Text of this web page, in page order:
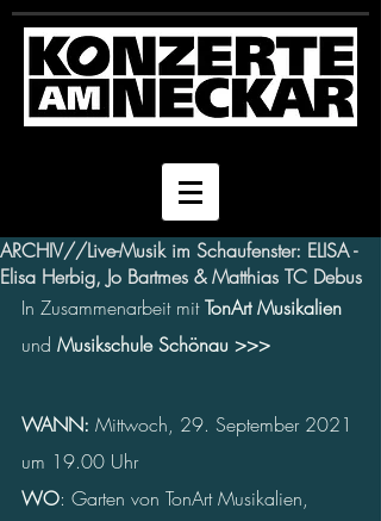
ARCHIV//Live-Musik im Schaufenster: ELISA -
Elisa Herbig, Jo Bartmes & Matthias TC Debus
In Zusammenarbeit mit TonArt Musikalien
und Musikschule Schönau >>>
WANN: Mittwoch, 29. September 2021
um 19.00 Uhr
WO: Garten von TonArt Musikalien,